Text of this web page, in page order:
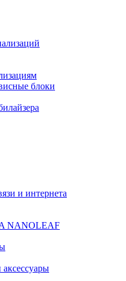
блоки
и интернета
NANOLEAF